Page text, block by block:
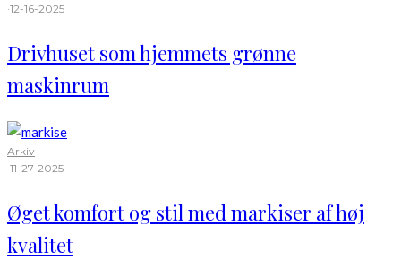
·12-16-2025
Drivhuset som hjemmets grønne
maskinrum
Arkiv
·11-27-2025
Øget komfort og stil med markiser af høj
kvalitet